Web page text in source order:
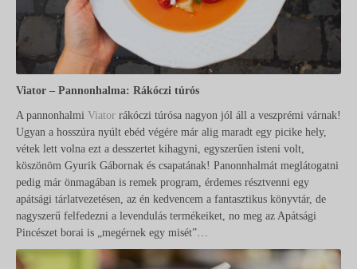
Viator – Pannonhalma: Rákóczi túrós
A pannonhalmi Viator rákóczi túrósa nagyon jól áll a veszprémi várnak!
Ugyan a hosszúra nyúlt ebéd végére már alig maradt egy picike hely,
vétek lett volna ezt a desszertet kihagyni, egyszerűen isteni volt,
köszönöm Gyurik Gábornak és csapatának! Panonnhalmát meglátogatni
pedig már önmagában is remek program, érdemes résztvenni egy
apátsági tárlatvezetésen, az én kedvencem a fantasztikus könyvtár, de
nagyszerű felfedezni a levendulás termékeiket, no meg az Apátsági
Pincészet borai is „megérnek egy misét”…